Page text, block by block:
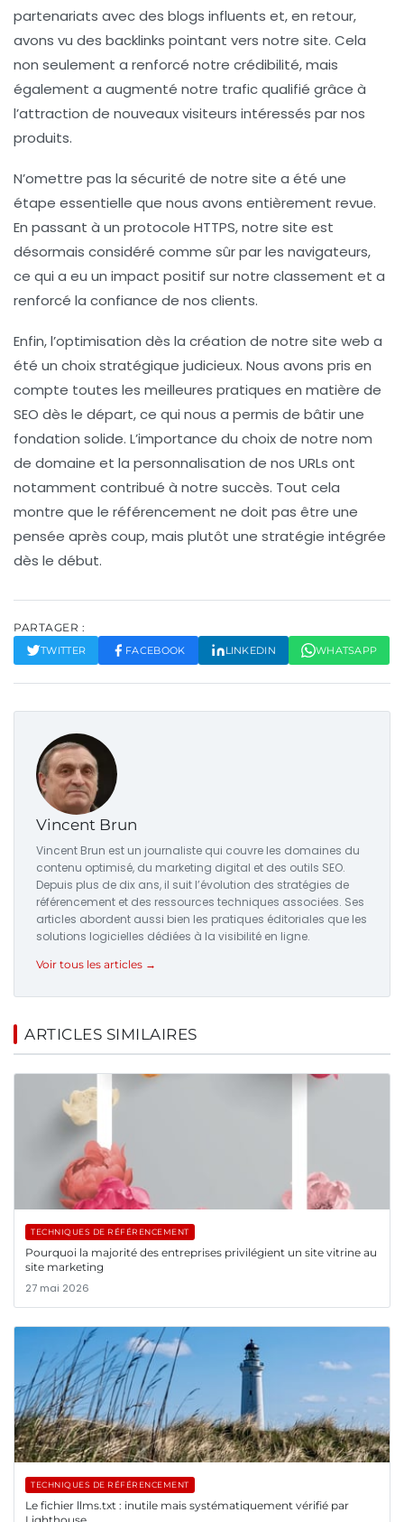
partenariats avec des blogs influents et, en retour,
avons vu des backlinks pointant vers notre site. Cela
non seulement a renforcé notre crédibilité, mais
également a augmenté notre trafic qualifié grâce à
l’attraction de nouveaux visiteurs intéressés par nos
produits.
N’omettre pas la sécurité de notre site a été une
étape essentielle que nous avons entièrement revue.
En passant à un protocole HTTPS, notre site est
désormais considéré comme sûr par les navigateurs,
ce qui a eu un impact positif sur notre classement et a
renforcé la confiance de nos clients.
Enfin, l’optimisation dès la création de notre site web a
été un choix stratégique judicieux. Nous avons pris en
compte toutes les meilleures pratiques en matière de
SEO dès le départ, ce qui nous a permis de bâtir une
fondation solide. L’importance du choix de notre nom
de domaine et la personnalisation de nos URLs ont
notamment contribué à notre succès. Tout cela
montre que le référencement ne doit pas être une
pensée après coup, mais plutôt une stratégie intégrée
dès le début.
PARTAGER :
TWITTER FACEBOOK LINKEDIN WHATSAPP
Vincent Brun
Vincent Brun est un journaliste qui couvre les domaines du
contenu optimisé, du marketing digital et des outils SEO.
Depuis plus de dix ans, il suit l’évolution des stratégies de
référencement et des ressources techniques associées. Ses
articles abordent aussi bien les pratiques éditoriales que les
solutions logicielles dédiées à la visibilité en ligne.
Voir tous les articles →
ARTICLES SIMILAIRES
TECHNIQUES DE RÉFÉRENCEMENT
Pourquoi la majorité des entreprises privilégient un site vitrine au
site marketing
27 mai 2026
TECHNIQUES DE RÉFÉRENCEMENT
Le fichier llms.txt : inutile mais systématiquement vérifié par